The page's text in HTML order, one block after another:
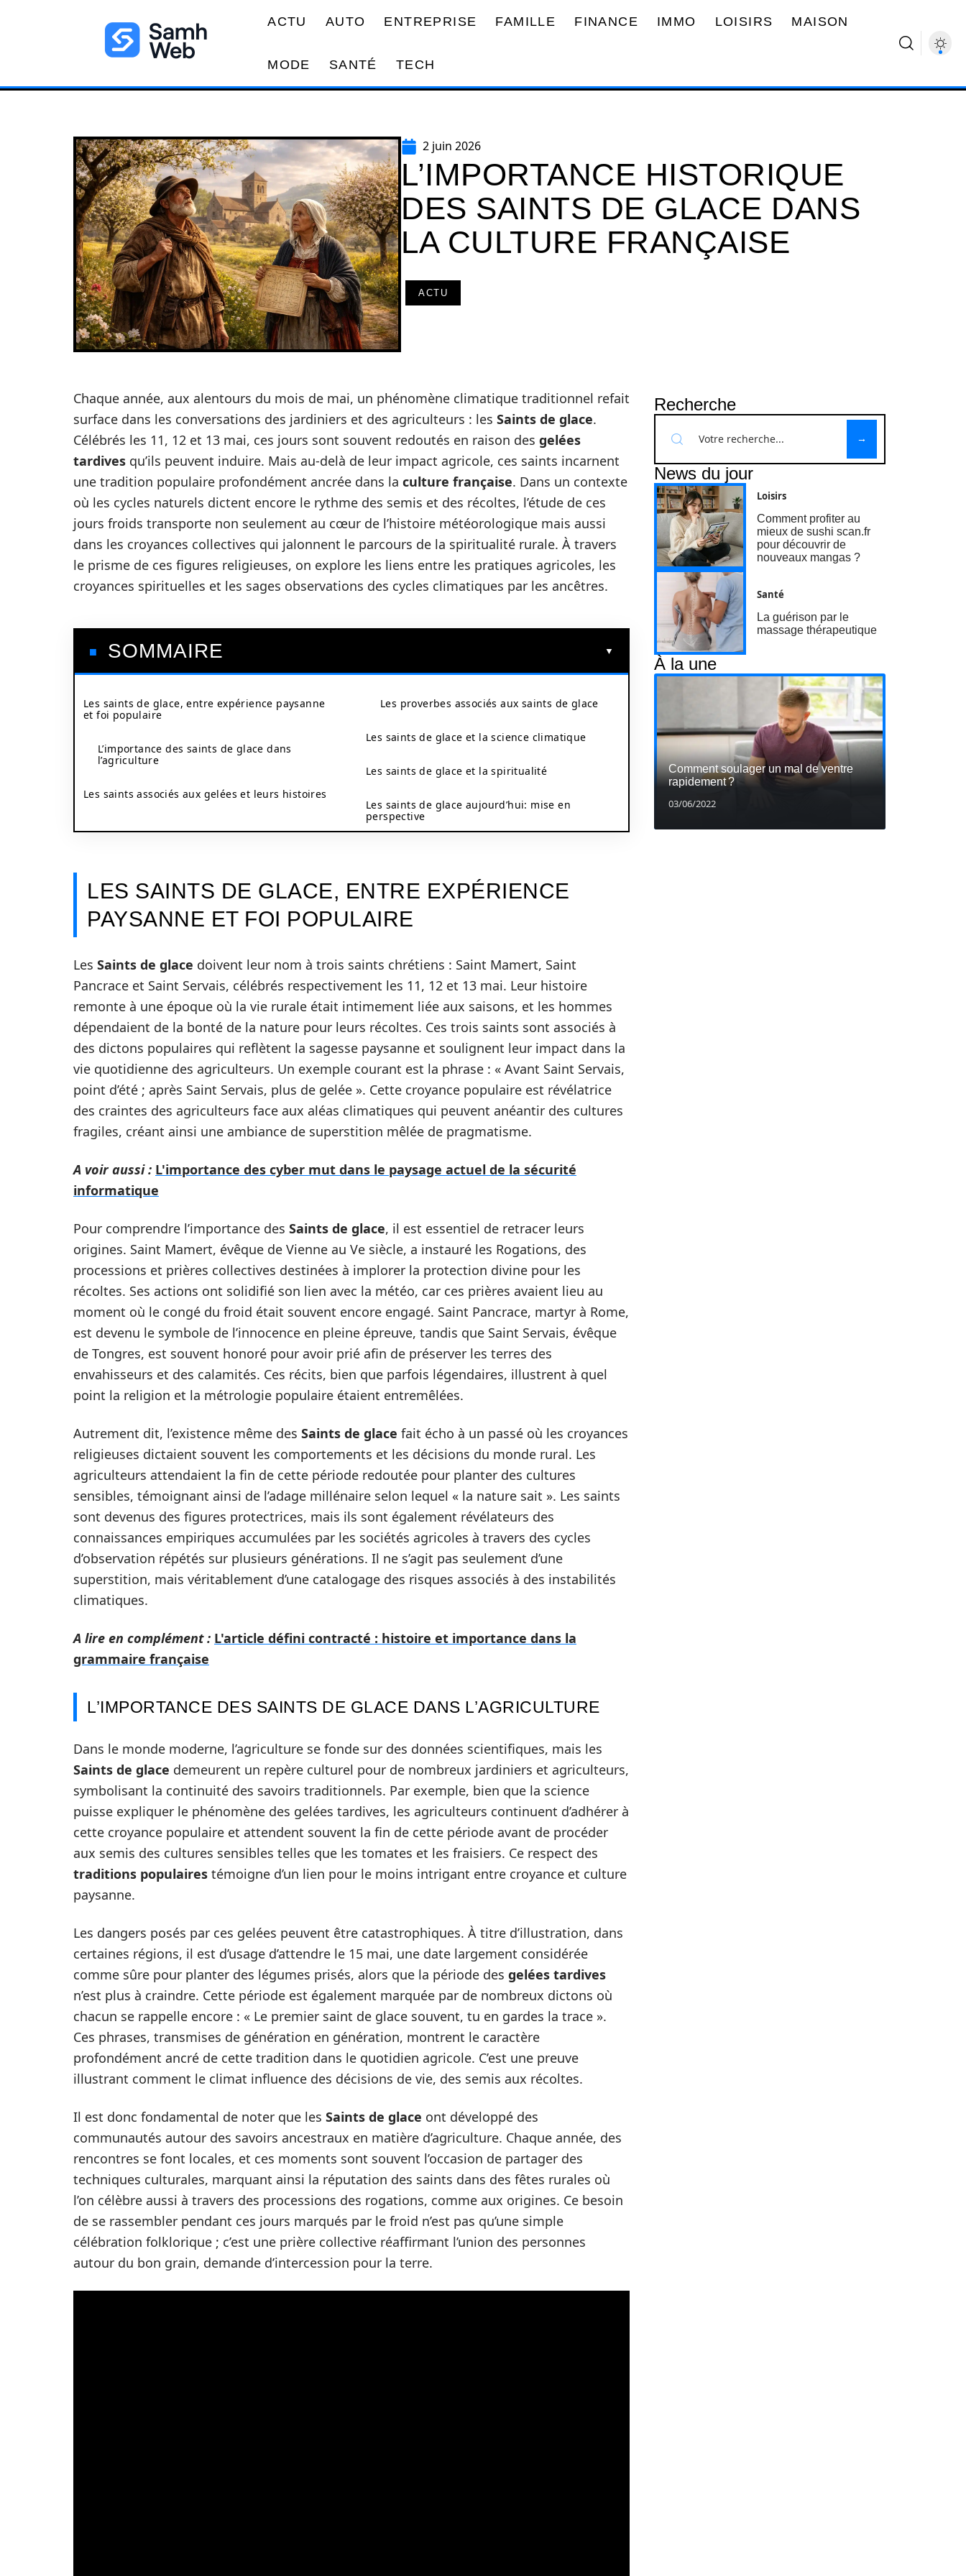
ACTU AUTO ENTREPRISE FAMILLE FINANCE IMMO LOISIRS MAISON
MODE SANTÉ TECH
2 juin 2026
L’IMPORTANCE HISTORIQUE
DES SAINTS DE GLACE DANS
LA CULTURE FRANÇAISE
ACTU
Chaque année, aux alentours du mois de mai, un phénomène climatique traditionnel refait
surface dans les conversations des jardiniers et des agriculteurs : les Saints de glace.
Célébrés les 11, 12 et 13 mai, ces jours sont souvent redoutés en raison des gelées
tardives qu’ils peuvent induire. Mais au-delà de leur impact agricole, ces saints incarnent
une tradition populaire profondément ancrée dans la culture française. Dans un contexte
où les cycles naturels dictent encore le rythme des semis et des récoltes, l’étude de ces
jours froids transporte non seulement au cœur de l’histoire météorologique mais aussi
dans les croyances collectives qui jalonnent le parcours de la spiritualité rurale. À travers
le prisme de ces figures religieuses, on explore les liens entre les pratiques agricoles, les
croyances spirituelles et les sages observations des cycles climatiques par les ancêtres.
SOMMAIRE
Les saints de glace, entre expérience paysanne
et foi populaire
L’importance des saints de glace dans
l’agriculture
Les saints associés aux gelées et leurs histoires
Les proverbes associés aux saints de glace
Les saints de glace et la science climatique
Les saints de glace et la spiritualité
Les saints de glace aujourd’hui: mise en
perspective
LES SAINTS DE GLACE, ENTRE EXPÉRIENCE
PAYSANNE ET FOI POPULAIRE
Les Saints de glace doivent leur nom à trois saints chrétiens : Saint Mamert, Saint
Pancrace et Saint Servais, célébrés respectivement les 11, 12 et 13 mai. Leur histoire
remonte à une époque où la vie rurale était intimement liée aux saisons, et les hommes
dépendaient de la bonté de la nature pour leurs récoltes. Ces trois saints sont associés à
des dictons populaires qui reflètent la sagesse paysanne et soulignent leur impact dans la
vie quotidienne des agriculteurs. Un exemple courant est la phrase : « Avant Saint Servais,
point d’été ; après Saint Servais, plus de gelée ». Cette croyance populaire est révélatrice
des craintes des agriculteurs face aux aléas climatiques qui peuvent anéantir des cultures
fragiles, créant ainsi une ambiance de superstition mêlée de pragmatisme.
A voir aussi : L'importance des cyber mut dans le paysage actuel de la sécurité
informatique
Pour comprendre l’importance des Saints de glace, il est essentiel de retracer leurs
origines. Saint Mamert, évêque de Vienne au Ve siècle, a instauré les Rogations, des
processions et prières collectives destinées à implorer la protection divine pour les
récoltes. Ses actions ont solidifié son lien avec la météo, car ces prières avaient lieu au
moment où le congé du froid était souvent encore engagé. Saint Pancrace, martyr à Rome,
est devenu le symbole de l’innocence en pleine épreuve, tandis que Saint Servais, évêque
de Tongres, est souvent honoré pour avoir prié afin de préserver les terres des
envahisseurs et des calamités. Ces récits, bien que parfois légendaires, illustrent à quel
point la religion et la métrologie populaire étaient entremêlées.
Autrement dit, l’existence même des Saints de glace fait écho à un passé où les croyances
religieuses dictaient souvent les comportements et les décisions du monde rural. Les
agriculteurs attendaient la fin de cette période redoutée pour planter des cultures
sensibles, témoignant ainsi de l’adage millénaire selon lequel « la nature sait ». Les saints
sont devenus des figures protectrices, mais ils sont également révélateurs des
connaissances empiriques accumulées par les sociétés agricoles à travers des cycles
d’observation répétés sur plusieurs générations. Il ne s’agit pas seulement d’une
superstition, mais véritablement d’une catalogage des risques associés à des instabilités
climatiques.
A lire en complément : L'article défini contracté : histoire et importance dans la
grammaire française
L’IMPORTANCE DES SAINTS DE GLACE DANS L’AGRICULTURE
Dans le monde moderne, l’agriculture se fonde sur des données scientifiques, mais les
Saints de glace demeurent un repère culturel pour de nombreux jardiniers et agriculteurs,
symbolisant la continuité des savoirs traditionnels. Par exemple, bien que la science
puisse expliquer le phénomène des gelées tardives, les agriculteurs continuent d’adhérer à
cette croyance populaire et attendent souvent la fin de cette période avant de procéder
aux semis des cultures sensibles telles que les tomates et les fraisiers. Ce respect des
traditions populaires témoigne d’un lien pour le moins intrigant entre croyance et culture
paysanne.
Les dangers posés par ces gelées peuvent être catastrophiques. À titre d’illustration, dans
certaines régions, il est d’usage d’attendre le 15 mai, une date largement considérée
comme sûre pour planter des légumes prisés, alors que la période des gelées tardives
n’est plus à craindre. Cette période est également marquée par de nombreux dictons où
chacun se rappelle encore : « Le premier saint de glace souvent, tu en gardes la trace ».
Ces phrases, transmises de génération en génération, montrent le caractère
profondément ancré de cette tradition dans le quotidien agricole. C’est une preuve
illustrant comment le climat influence des décisions de vie, des semis aux récoltes.
Il est donc fondamental de noter que les Saints de glace ont développé des
communautés autour des savoirs ancestraux en matière d’agriculture. Chaque année, des
rencontres se font locales, et ces moments sont souvent l’occasion de partager des
techniques culturales, marquant ainsi la réputation des saints dans des fêtes rurales où
l’on célèbre aussi à travers des processions des rogations, comme aux origines. Ce besoin
de se rassembler pendant ces jours marqués par le froid n’est pas qu’une simple
célébration folklorique ; c’est une prière collective réaffirmant l’union des personnes
autour du bon grain, demande d’intercession pour la terre.
Recherche
News du jour
Loisirs
Comment profiter au
mieux de sushi scan.fr
pour découvrir de
nouveaux mangas ?
Santé
La guérison par le
massage thérapeutique
À la une
Comment soulager un mal de ventre
rapidement ?
03/06/2022